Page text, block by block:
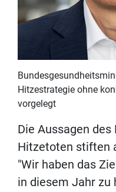
Hitzestrategie ohne
vorgelegt
Die Aussagen
Hitzetoten stiften
"Wir haben das
in diesem Jahr zu